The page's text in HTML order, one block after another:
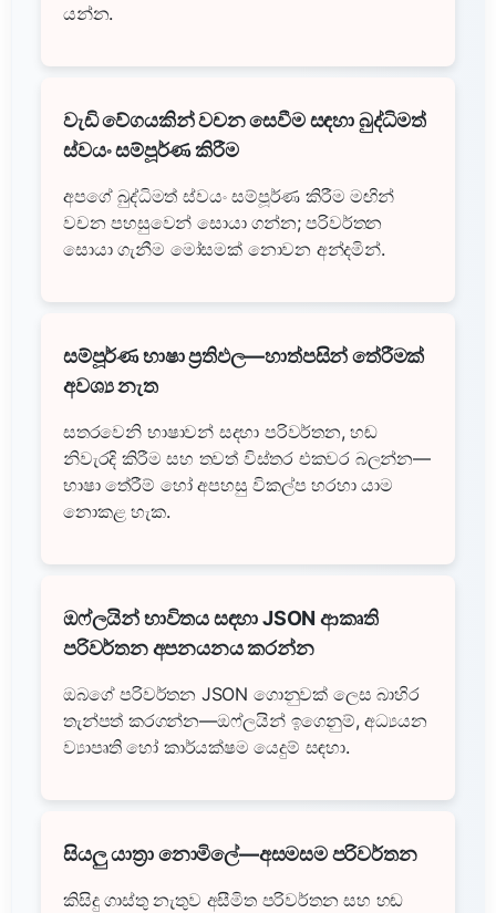
යන්න.
වැඩි වේගයකින් වචන සෙවීම සඳහා බුද්ධිමත්
ස්වයං සම්පූර්ණ කිරීම
අපගේ බුද්ධිමත් ස්වයං සම්පූර්ණ කිරීම මඟින්
වචන පහසුවෙන් සොයා ගන්න; පරිවර්තන
සොයා ගැනීම මෝසමක් නොවන අන්දමින්.
සම්පූර්ණ භාෂා ප්‍රතිඵල—හාත්පසින් තේරීමක්
අවශ්‍ය නැත
සතරවෙනි භාෂාවන් සදහා පරිවර්තන, හඬ
නිවැරදි කිරීම සහ තවත් විස්තර එකවර බලන්න—
භාෂා තේරීම් හෝ අපහසු විකල්ප හරහා යාම
නොකළ හැක.
ඔෆ්ලයින් භාවිතය සඳහා JSON ආකෘති
පරිවර්තන අපනයනය කරන්න
ඔබගේ පරිවර්තන JSON ගොනුවක් ලෙස බාහිර
තැන්පත් කරගන්න—ඔෆ්ලයින් ඉගෙනුම්, අධ්‍යයන
ව්‍යාපෘති හෝ කාර්යක්ෂම යෙදුම් සඳහා.
සියලු යාත්‍රා නොමිලේ—අසමසම පරිවර්තන
කිසිදු ගාස්තු නැතුව අසීමිත පරිවර්තන සහ හඬ